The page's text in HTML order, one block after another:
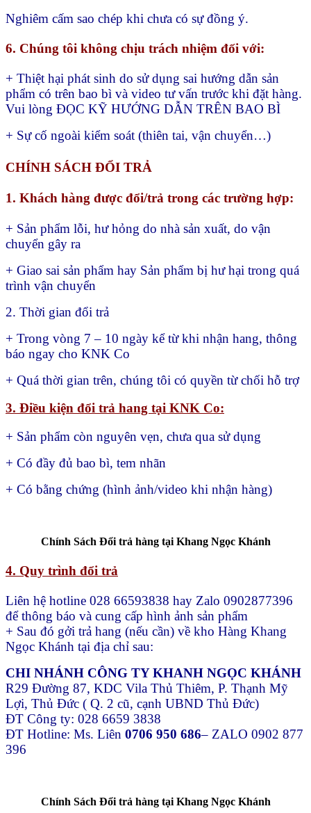
Nghiêm cấm sao chép khi chưa có sự đồng ý.
6. Chúng tôi không chịu trách nhiệm đối với:
+ Thiệt hại phát sinh do sử dụng sai hướng dẫn sản
phẩm có trên bao bì và video tư vấn trước khi đặt hàng.
Vui lòng ĐỌC KỸ HƯỚNG DẪN TRÊN BAO BÌ
+ Sự cố ngoài kiểm soát (thiên tai, vận chuyển…)
CHÍNH SÁCH ĐỔI TRẢ
1. Khách hàng được đổi/trả trong các trường hợp:
+ Sản phẩm lỗi, hư hỏng do nhà sản xuất, do vận
chuyển gây ra
+ Giao sai sản phẩm hay Sản phẩm bị hư hại trong quá
trình vận chuyển
2. Thời gian đổi trả
+ Trong vòng 7 – 10 ngày kể từ khi nhận hang, thông
báo ngay cho KNK Co
+ Quá thời gian trên, chúng tôi có quyền từ chối hỗ trợ
3. Điều kiện đổi trả hang tại KNK Co:
+ Sản phẩm còn nguyên vẹn, chưa qua sử dụng
+ Có đầy đủ bao bì, tem nhãn
+ Có bằng chứng (hình ảnh/video khi nhận hàng)
Chính Sách Đổi trả hàng tại Khang Ngọc Khánh
4. Quy trình đổi trả
Liên hệ hotline 028 66593838 hay Zalo 0902877396
để thông báo và cung cấp hình ảnh sản phẩm
+ Sau đó gởi trả hang (nếu cần) về kho Hàng Khang
Ngọc Khánh tại địa chỉ sau:
CHI NHÁNH CÔNG TY KHANH NGỌC KHÁNH
R29 Đường 87, KDC Vila Thủ Thiêm, P. Thạnh Mỹ
Lợi, Thủ Đức ( Q. 2 cũ, cạnh UBND Thủ Đức)
ĐT Công ty: 028 6659 3838
ĐT Hotline: Ms. Liên 0706 950 686– ZALO 0902 877
396
Chính Sách Đổi trả hàng tại Khang Ngọc Khánh